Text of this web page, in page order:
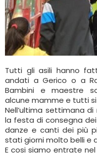
Tutti gli asili hanno
andati a Gerico o a
Bambini e maestre
alcune mamme e tutti
Nell’ultima settimana
la festa di consegna
danze e canti dei più
stati giorni molto belli e
E cosi siamo entrate